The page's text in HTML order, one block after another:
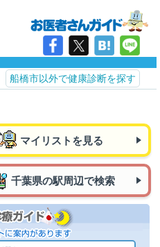
船橋市以外で健康診断を探す
マイリストを見る
千葉県の駅周辺で検索